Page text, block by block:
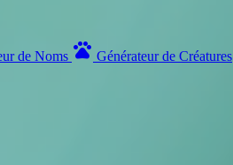
de Noms pets Générateur de Créatures